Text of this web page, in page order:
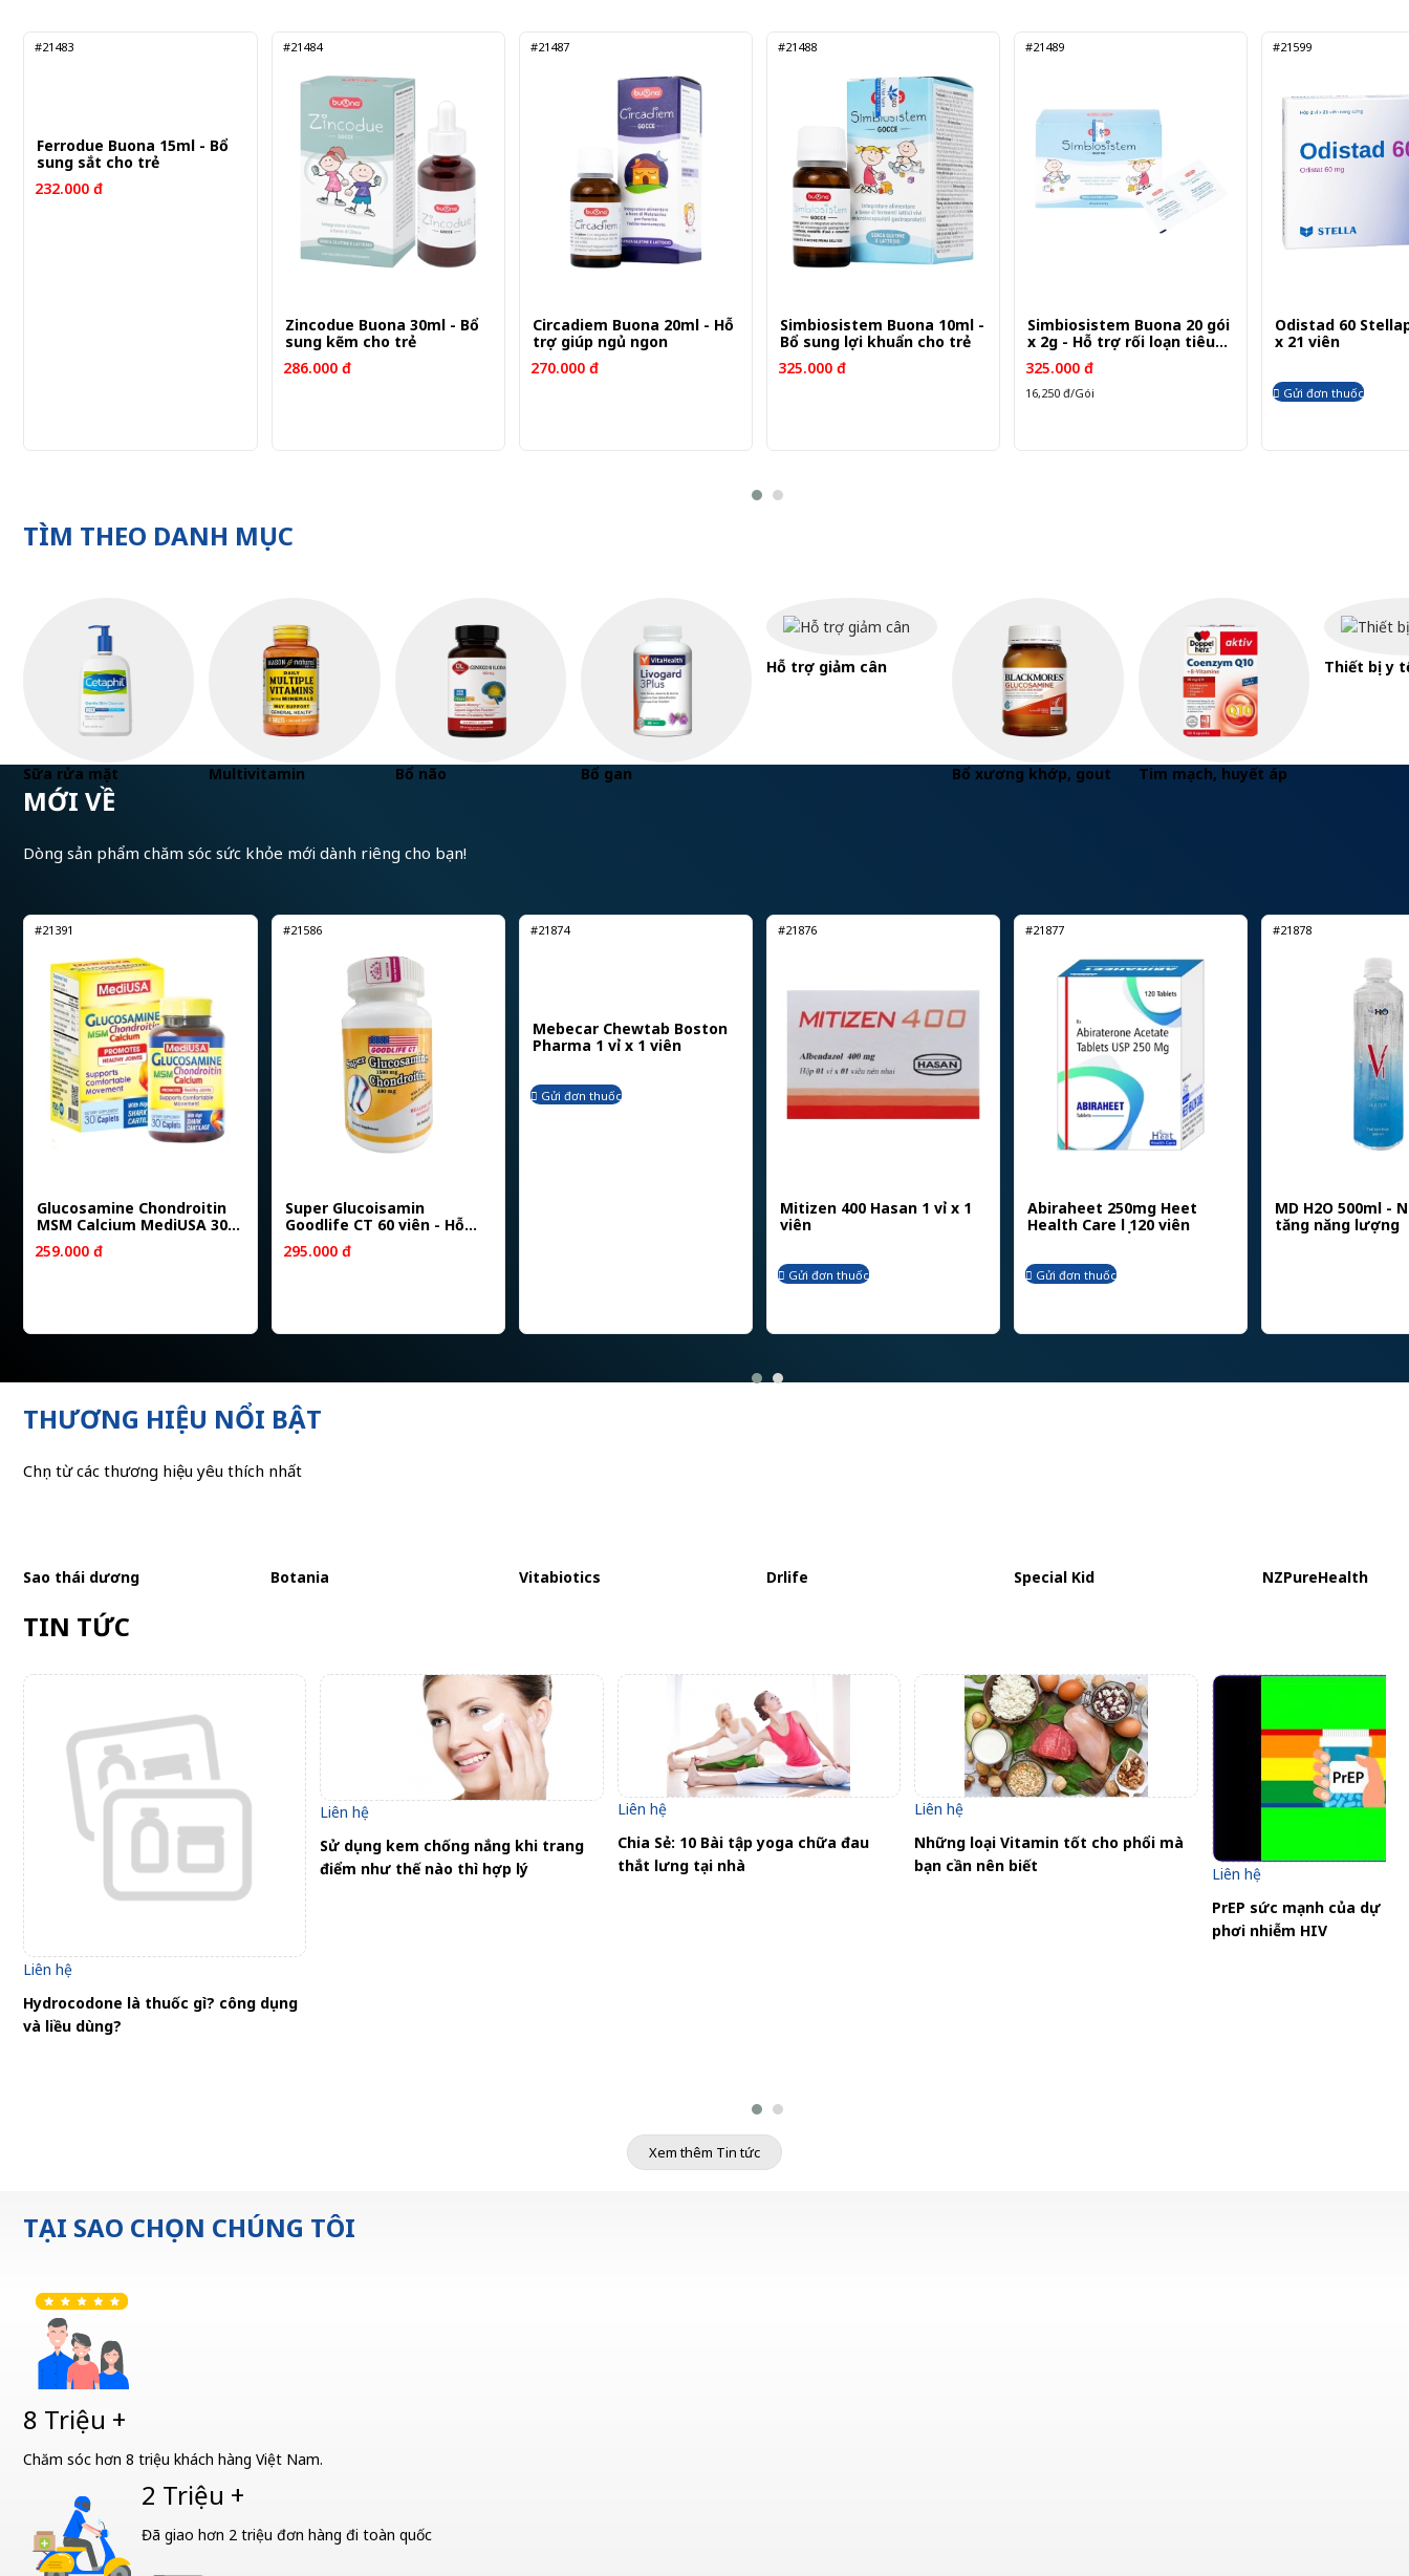
#21483
Ferrodue Buona 15ml - Bổ
sung sắt cho trẻ
232.000 đ
#21484
Zincodue Buona 30ml - Bổ
sung kẽm cho trẻ
286.000 đ
#21487
Circadiem Buona 20ml - Hỗ
trợ giúp ngủ ngon
270.000 đ
#21488
Simbiosistem Buona 10ml -
Bổ sung lợi khuẩn cho trẻ
325.000 đ
#21489
Simbiosistem Buona 20 gói
x 2g - Hỗ trợ rối loạn tiêu
hóa
325.000 đ
16,250 đ/Gói
#21599
Odistad 60
x 21 viên
Gửi đơn thuốc
TÌM THEO DANH MỤC
Sữa rửa mặt Multivitamin Bổ não Bổ gan
Hỗ trợ giảm cân
Bổ xương khớp, gout Tim mạch, huyết áp
Thiết bị y
MỚI VỀ
Dòng sản phẩm chăm sóc sức khỏe mới dành riêng cho bạn!
#21391
Glucosamine Chondroitin
MSM Calcium MediUSA 30
viên - Hỗ trợ giảm thoái
hóa khớp
259.000 đ
#21586
Super Glucoisamin
Goodlife CT 60 viên - Hỗ
trợ giảm đau xương khớp
295.000 đ
#21874
Mebecar Chewtab Boston
Pharma 1 vỉ x 1 viên
Gửi đơn thuốc
#21876
Mitizen 400 Hasan 1 vỉ x 1
viên
Gửi đơn thuốc
#21877
Abiraheet 250mg Heet
Health Care lọ 120 viên
Gửi đơn thuốc
#21878
MD H2O 500ml -
tăng năng lượng
THƯƠNG HIỆU NỔI BẬT
Chọn từ các thương hiệu yêu thích nhất
Sao thái dương Botania Vitabiotics Drlife Special Kid NZPureHealth
TIN TỨC
Liên hệ
Hydrocodone là thuốc gì? công dụng
và liều dùng?
Liên hệ
Sử dụng kem chống nắng khi trang
điểm như thế nào thì hợp lý
Liên hệ
Chia Sẻ: 10 Bài tập yoga chữa đau
thắt lưng tại nhà
Liên hệ
Những loại Vitamin tốt cho phổi mà
bạn cần nên biết
Liên hệ
PrEP sức mạnh của dự
phơi nhiễm HIV
Xem thêm Tin tức
TẠI SAO CHỌN CHÚNG TÔI
8 Triệu +
Chăm sóc hơn 8 triệu khách hàng Việt Nam.
2 Triệu +
Đã giao hơn 2 triệu đơn hàng đi toàn quốc